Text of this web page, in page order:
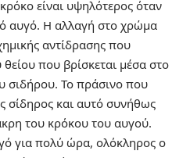
είναι υψηλότερος όταν
αυγό. Η αλλαγή στο χρώμα
αντίδρασης που
που βρίσκεται μέσα στο
σιδήρου. Το πράσινο που
σίδηρος και αυτό συνήθως
του κρόκου του αυγού.
για πολύ ώρα, ολόκληρος ο